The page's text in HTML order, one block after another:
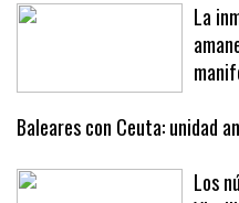
La
Baleares con Ceuta: unidad
Los